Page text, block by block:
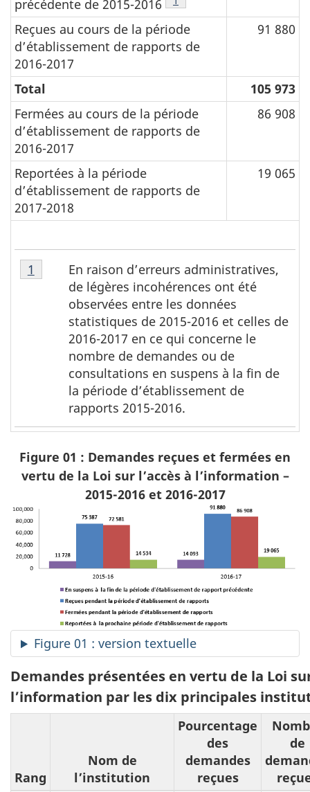
précédente de 2015-2016
Reçues au cours de la période
d’établissement de rapports de
2016-2017
91 880
Total
105 973
Fermées au cours de la période
d’établissement de rapports de
2016-2017
86 908
Reportées à la période
d’établissement de rapports de
2017-2018
19 065
T
a
o
s
Tableau
1,
En raison d’erreurs administratives,
de légères incohérences ont été
observées entre les données
statistiques de 2015-2016 et celles de
2016-2017 en ce qui concerne le
nombre de demandes ou de
consultations en suspens à la fin de
la période d’établissement de
rapports 2015-2016.
Retour à la référence du tableau 1 note
1
Figure 01 : Demandes reçues et fermées en
vertu de la Loi sur l’accès à l’information –
2015-2016 et 2016-2017
Figure 01 : version textuelle
Demandes présentées en vertu de la Loi
l’information par les dix principales
Rang
Nom de
l’institution
Pourcentage
des
demandes
reçues
de